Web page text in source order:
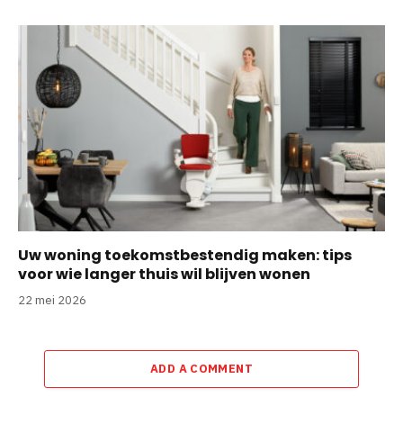
Uw woning toekomstbestendig maken: tips
voor wie langer thuis wil blijven wonen
22 mei 2026
ADD A COMMENT